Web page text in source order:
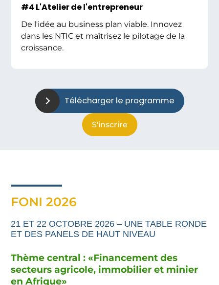
#4 L'Atelier de l'entrepreneur
De l'idée au business plan viable. Innovez
dans les NTIC et maîtrisez le pilotage de la
croissance.
Télécharger le programme
S'inscrire
FONI 2026
21 ET 22 OCTOBRE 2026 – UNE TABLE RONDE
ET DES PANELS DE HAUT NIVEAU
Thème central : «Financementdes
secteurs agricole, immobilier et minier
en Afrique»